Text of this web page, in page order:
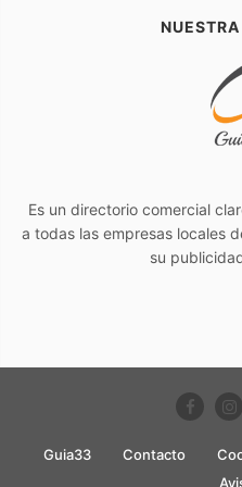
Es un directorio comercial
a todas las empresas locales
su
Guia33 Contacto